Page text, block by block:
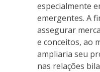
especialmente
emergentes. A
assegurar
e conceitos, ao
ampliaria seu
nas relações